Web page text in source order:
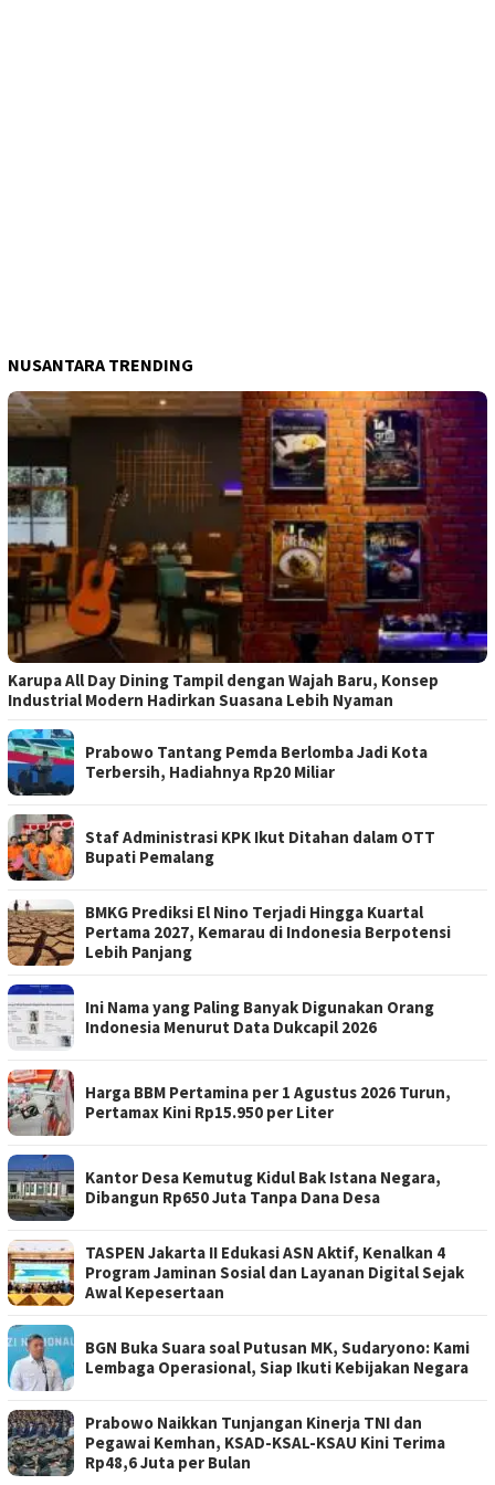
NUSANTARA TRENDING
Karupa All Day Dining Tampil dengan Wajah Baru, Konsep
Industrial Modern Hadirkan Suasana Lebih Nyaman
Prabowo Tantang Pemda Berlomba Jadi Kota
Terbersih, Hadiahnya Rp20 Miliar
Staf Administrasi KPK Ikut Ditahan dalam OTT
Bupati Pemalang
BMKG Prediksi El Nino Terjadi Hingga Kuartal
Pertama 2027, Kemarau di Indonesia Berpotensi
Lebih Panjang
Ini Nama yang Paling Banyak Digunakan Orang
Indonesia Menurut Data Dukcapil 2026
Harga BBM Pertamina per 1 Agustus 2026 Turun,
Pertamax Kini Rp15.950 per Liter
Kantor Desa Kemutug Kidul Bak Istana Negara,
Dibangun Rp650 Juta Tanpa Dana Desa
TASPEN Jakarta II Edukasi ASN Aktif, Kenalkan 4
Program Jaminan Sosial dan Layanan Digital Sejak
Awal Kepesertaan
BGN Buka Suara soal Putusan MK, Sudaryono: Kami
Lembaga Operasional, Siap Ikuti Kebijakan Negara
Prabowo Naikkan Tunjangan Kinerja TNI dan
Pegawai Kemhan, KSAD-KSAL-KSAU Kini Terima
Rp48,6 Juta per Bulan